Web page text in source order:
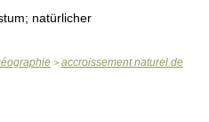
natürlicher
> accroissement naturel de